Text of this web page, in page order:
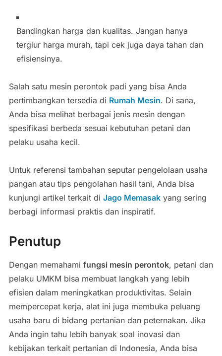
Bandingkan harga dan kualitas. Jangan hanya
tergiur harga murah, tapi cek juga daya tahan dan
efisiensinya.
Salah satu mesin perontok padi yang bisa Anda
pertimbangkan tersedia di Rumah Mesin. Di sana,
Anda bisa melihat berbagai jenis mesin dengan
spesifikasi berbeda sesuai kebutuhan petani dan
pelaku usaha kecil.
Untuk referensi tambahan seputar pengelolaan usaha
pangan atau tips pengolahan hasil tani, Anda bisa
kunjungi artikel terkait di Jago Memasakyang sering
berbagi informasi praktis dan inspiratif.
Penutup
Dengan memahami fungsi mesin perontok, petani dan
pelaku UMKM bisa membuat langkah yang lebih
efisien dalam meningkatkan produktivitas. Selain
mempercepat kerja, alat ini juga membuka peluang
usaha baru di bidang pertanian dan peternakan. Jika
Anda ingin tahu lebih banyak soal inovasi dan
kebijakan terkait pertanian di Indonesia, Anda bisa